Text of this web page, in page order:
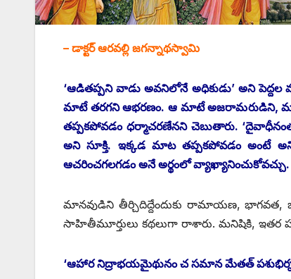
– డాక్టర్‌ ఆరవల్లి జగన్నాథస్వామి
‘ఆడితప్పని వాడు అవనిలోనే అధికుడు’ అని
మాటే తరగని ఆభరణం. ఆ మాటే అజరామరుడిని,
తప్పకపోవడం ధర్మాచరణేనని చెబుతారు.
అని సూక్తి. ఇక్కడ మాట తప్పకపోవడం అంటే
ఆచరించగలగడం అనే అర్థంలో వ్యాఖ్యానించుకోవచ్చు.
మానవుడిని తీర్చిదిద్దేందుకు రామాయణ,
సాహితీమూర్తులు కథలుగా రాశారు. మనిషికి, ఇతర
‘ఆహార నిద్రాభయమైథునం చ సమాన మేతత్‌